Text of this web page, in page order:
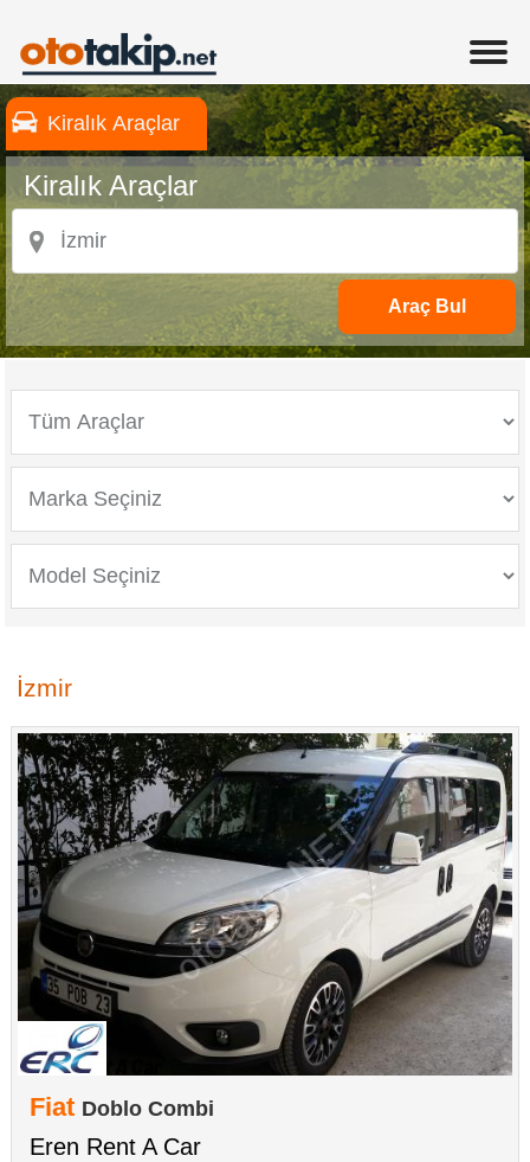
Kiralık Araçlar
Kiralık Araçlar
İzmir
Fiat Doblo Combi
Eren Rent A Car